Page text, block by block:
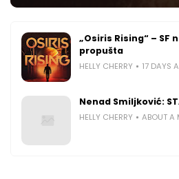
„Osiris Rising“ – SF
propušta
HELLY CHERRY 17 DAYS
Nenad Smiljković:
HELLY CHERRY ABOUT A